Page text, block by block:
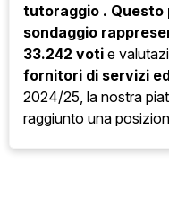
tutoraggio . Questo
sondaggio
33.242 voti e
fornitori di servizi
2024/25, la nostra
raggiunto una